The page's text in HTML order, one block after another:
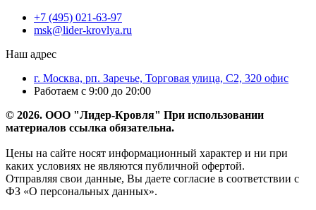
+7 (495) 021-63-97
msk@lider-krovlya.ru
Наш адрес
г. Москва, рп. Заречье, Торговая улица, С2, 320 офис
Работаем с 9:00 до 20:00
© 2026. ООО "Лидер-Кровля" При использовании
материалов ссылка обязательна.
Цены на сайте носят информационный характер и ни при
каких условиях не являются публичной офертой.
Отправляя свои данные, Вы даете согласие в соответствии с
ФЗ «О персональных данных».